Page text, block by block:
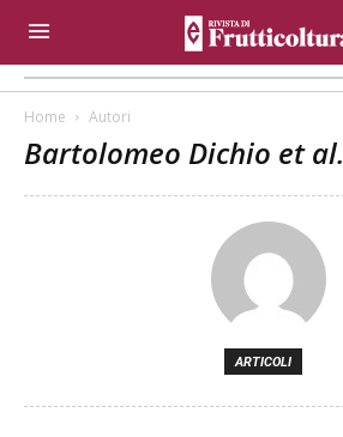
Home Autori
Bartolomeo Dichio et al.
ARTICOLI